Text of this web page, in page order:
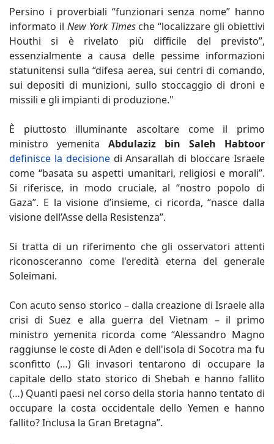
Persino i proverbiali “funzionari senza nome” hanno
informato il New York Timesche “localizzare gli obiettivi
Houthi si è rivelato più difficile del previsto”,
essenzialmente a causa delle pessime informazioni
statunitensi sulla “difesa aerea, sui centri di comando,
sui depositi di munizioni, sullo stoccaggio di droni e
missili e gli impianti di produzione."
È piuttosto illuminante ascoltare come il primo
ministro yemenita Abdulaziz bin Saleh Habtoor
definisce la decisionedi Ansarallah di bloccare Israele
come “basata su aspetti umanitari, religiosi e morali”.
Si riferisce, in modo cruciale, al “nostro popolo di
Gaza”. E la visione d’insieme, ci ricorda, “nasce dalla
visione dell’Asse della Resistenza”.
Si tratta di un riferimento che gli osservatori attenti
riconosceranno come l'eredità eterna del generale
Soleimani.
Con acuto senso storico – dalla creazione di Israele alla
crisi di Suez e alla guerra del Vietnam – il primo
ministro yemenita ricorda come “Alessandro Magno
raggiunse le coste di Aden e dell'isola di Socotra ma fu
sconfitto (…) Gli invasori tentarono di occupare la
capitale dello stato storico di Shebah e hanno fallito
(…) Quanti paesi nel corso della storia hanno tentato di
occupare la costa occidentale dello Yemen e hanno
fallito? Inclusa la Gran Bretagna”.